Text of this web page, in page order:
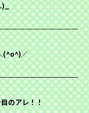
(^o^)／
のアレ！！